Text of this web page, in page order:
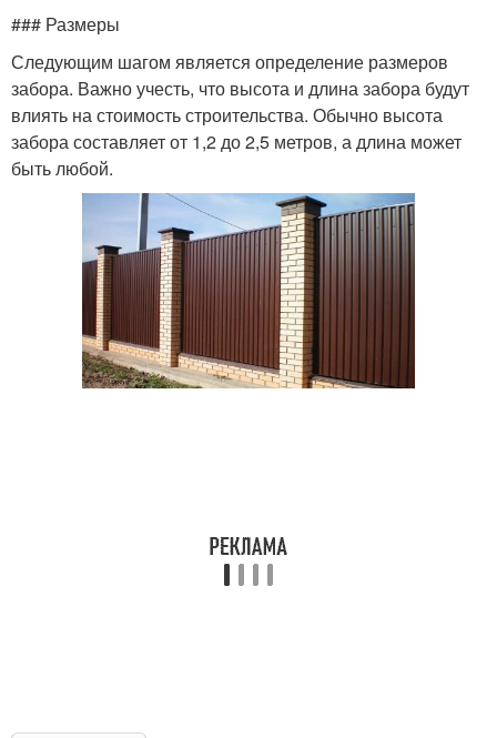
### Размеры
Следующим шагом является определение размеров
забора. Важно учесть, что высота и длина забора будут
влиять на стоимость строительства. Обычно высота
забора составляет от 1,2 до 2,5 метров, а длина может
быть любой.